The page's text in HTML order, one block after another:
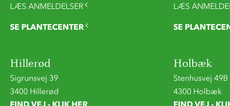
LÆS ANMELDELSER
SE PLANTECENTER
LÆS
SE
Hillerød
Sigrunsvej 39
3400 Hillerød
Holbæk
Stenhusvej 49B
4300 Holbæk